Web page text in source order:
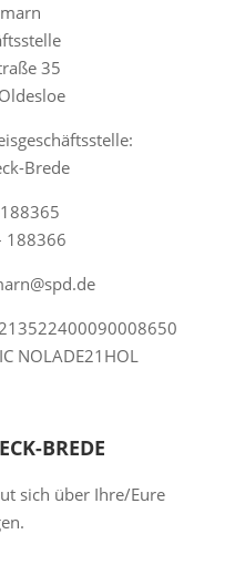
35
Brede
188366
NOLADE21HOL
BREDE
sich über Ihre/Eure